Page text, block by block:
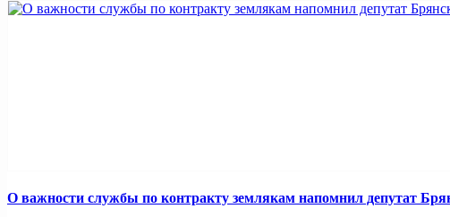
О важности службы по контракту землякам напомнил депутат